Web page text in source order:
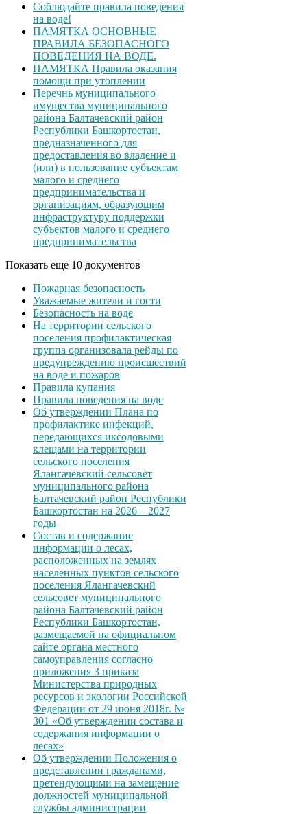
Соблюдайте правила поведения
на воде!
ПАМЯТКА ОСНОВНЫЕ
ПРАВИЛА БЕЗОПАСНОГО
ПОВЕДЕНИЯ НА ВОДЕ.
ПАМЯТКА Правила оказания
помощи при утоплении
Перечнь муниципального
имущества муниципального
района Балтачевский район
Республики Башкортостан,
предназначенного для
предоставления во владение и
(или) в пользование субъектам
малого и среднего
предпринимательства и
организациям, образующим
инфраструктуру поддержки
субъектов малого и среднего
предпринимательства
Показать еще 10 документов
Пожарная безопасность
Уважаемые жители и гости
Безопасность на воде
На территории сельского
поселения профилактическая
группа организовала рейды по
предупреждению происшествий
на воде и пожаров
Правила купания
Правила поведения на воде
Об утверждении Плана по
профилактике инфекций,
передающихся иксодовыми
клещами на территории
сельского поселения
Ялангачевский сельсовет
муниципального района
Балтачевский район Республики
Башкортостан на 2026 – 2027
годы
Состав и содержание
информации о лесах,
расположенных на землях
населенных пунктов сельского
поселения Ялангачевский
сельсовет муниципального
района Балтачевский район
Республики Башкортостан,
размещаемой на официальном
сайте органа местного
самоуправления согласно
приложения 3 приказа
Министерства природных
ресурсов и экологии Российской
Федерации от 29 июня 2018г. №
301 «Об утверждении состава и
содержания информации о
лесах»
Об утверждении Положения о
представлении гражданами,
претендующими на замещение
должностей муниципальной
службы администрации